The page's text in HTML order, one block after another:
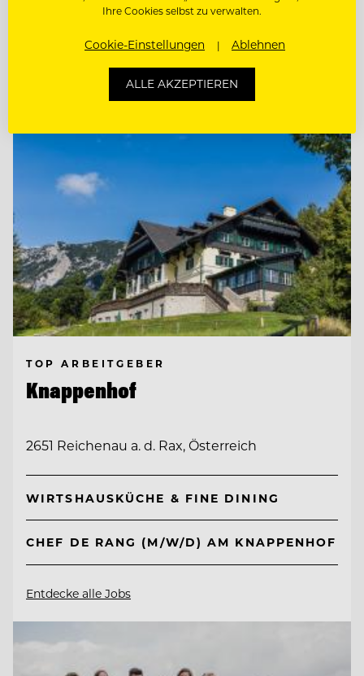
(M/W/D)
Entdecke alle Jobs
TOP ARBEITGEBER
Knappenhof
2651 Reichenau a. d. Rax, Österreich
WIRTSHAUSKÜCHE & FINE DINING
CHEF DE RANG (M/W/D) AM KNAPPENHOF
Entdecke alle Jobs
Ihre Cookies selbst zu verwalten.
Cookie-Einstellungen Ablehnen
ALLE AKZEPTIEREN